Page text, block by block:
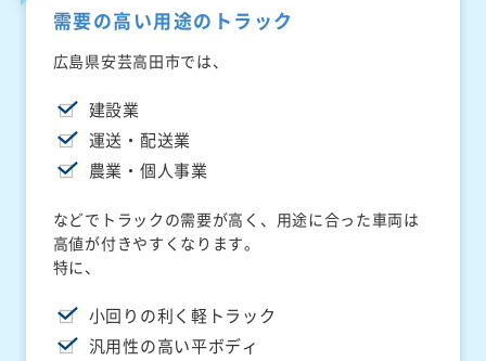
需要の高い用途のトラック
広島県安芸高田市では、
建設業
運送・配送業
農業・個人事業
などでトラックの需要が高く、用途に合った車両は
高値が付きやすくなります。
特に、
小回りの利く軽トラック
汎用性の高い平ボディ